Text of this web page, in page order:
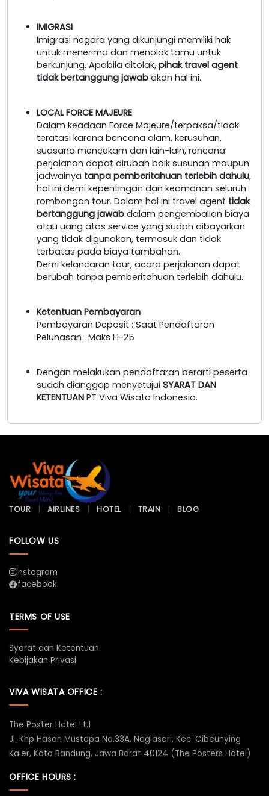
IMIGRASI
Imigrasi negara yang dikunjungi memiliki hak
untuk menerima dan menolak tamu untuk
berkunjung. Apabila ditolak, pihak travel agent
tidak bertanggung jawab akan hal ini.
LOCAL FORCE MAJEURE
Dalam keadaan Force Majeure/terpaksa/tidak
teratasi karena bencana alam, kerusuhan,
suasana mencekam dan lain-lain, rencana
perjalanan dapat dirubah baik susunan maupun
jadwalnya tanpa pemberitahuan terlebih dahulu,
hal ini demi kepentingan dan keamanan seluruh
rombongan tour. Dalam hal ini travel agent tidak
bertanggung jawab dalam pengembalian biaya
atau uang atas service yang sudah dibayarkan
yang tidak digunakan, termasuk dan tidak
terbatas pada biaya tambahan.
Demi kelancaran tour, acara perjalanan dapat
berubah tanpa pemberitahuan terlebih dahulu.
Ketentuan Pembayaran
Pembayaran Deposit : Saat Pendaftaran
Pelunasan : Maks H-25
Dengan melakukan pendaftaran berarti peserta
sudah dianggap menyetujui SYARAT DAN
KETENTUAN PT Viva Wisata Indonesia.
TOUR AIRLINES HOTEL TRAIN BLOG
FOLLOW US
instagram
facebook
TERMS OF USE
Syarat dan Ketentuan
Kebijakan Privasi
VIVA WISATA OFFICE :
The Poster Hotel Lt.1
Jl. Khp Hasan Mustopa No.33A, Neglasari, Kec. Cibeunying
Kaler, Kota Bandung, Jawa Barat 40124 (The Posters Hotel)
OFFICE HOURS :